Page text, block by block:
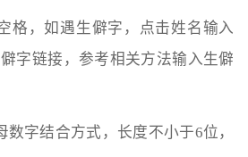
格，如遇生僻字，点击姓名输入
字链接，参考相关方法输入生僻
字结合方式，长度不小于6位，